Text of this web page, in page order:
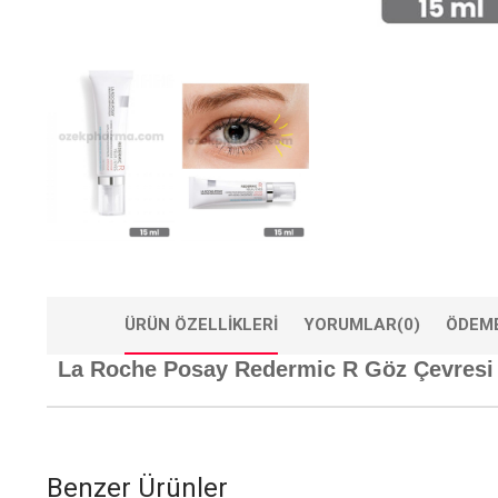
ÜRÜN ÖZELLIKLERI YORUMLAR(0)
La Roche Posay Redermic R Göz
Benzer Ürünler